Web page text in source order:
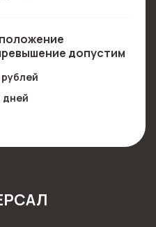
допустим
рублей
дней